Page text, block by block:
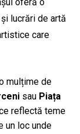
lucrări de artă
care
mulțime de
sau Piața
reflectă teme
un loc unde